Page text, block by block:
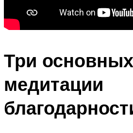
Три
медитации